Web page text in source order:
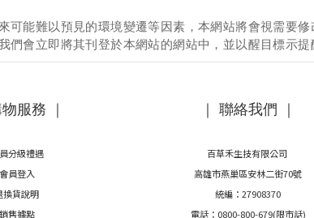
可能難以預見的環境變遷等因素，本網站將會視需要
們會立即將其刊登於本網站的網站中，並以醒目標示
物服務 ｜
分級禮遇
會員登入
換貨說明
銷售據點
｜ 聯絡我們 ｜
百草禾生技有限公司
高雄市燕巢區安林二街70號
統編：27908370
電話：0800-800-679(限市話)